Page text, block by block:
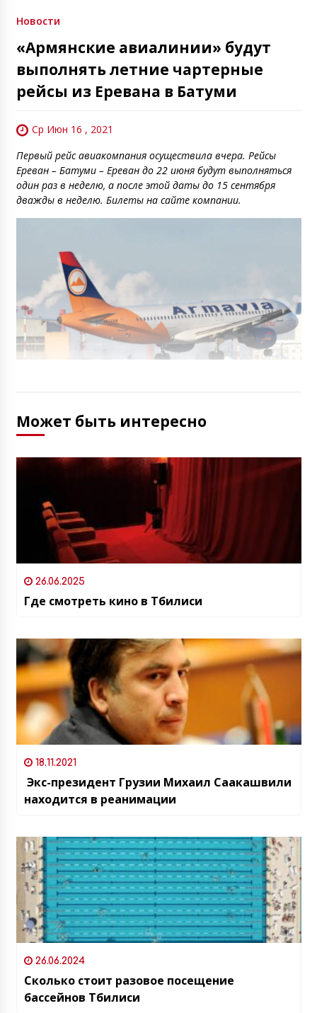
Новости
«Армянские авиалинии» будут
выполнять летние чартерные
рейсы из Еревана в Батуми
Ср Июн 16 , 2021
Первый рейс авиакомпания осуществила вчера. Рейсы
Ереван – Батуми – Ереван до 22 июня будут выполняться
один раз в неделю, а после этой даты до 15 сентября
дважды в неделю. Билеты на сайте компании.
Может быть интересно
26.06.2025
Где смотреть кино в Тбилиси
18.11.2021
Экс-президент Грузии Михаил Саакашвили
находится в реанимации
26.06.2024
Сколько стоит разовое посещение
бассейнов Тбилиси